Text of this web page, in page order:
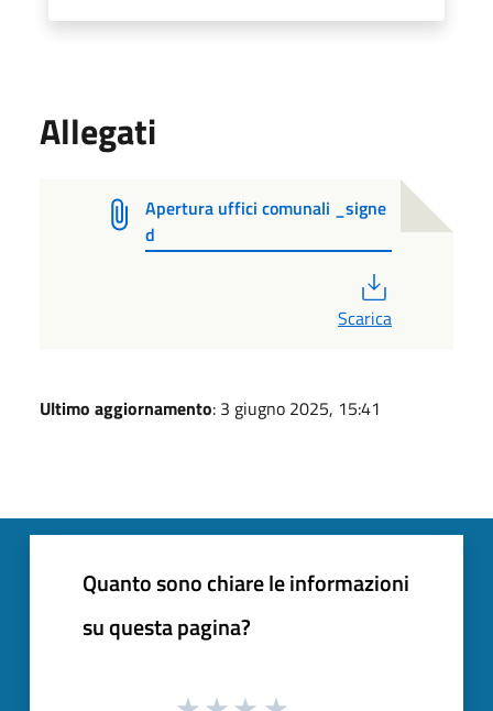
Allegati
Apertura uffici comunali _signe
d
Scarica
Ultimo aggiornamento: 3 giugno 2025, 15:41
Quanto sono chiare le informazioni
su questa pagina?